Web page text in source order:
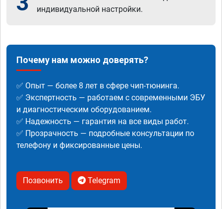
индивидуальной настройки.
Почему нам можно доверять?
✅ Опыт — более 8 лет в сфере чип-тюнинга.
✅ Экспертность — работаем с современными ЭБУ
и диагностическим оборудованием.
✅ Надежность — гарантия на все виды работ.
✅ Прозрачность — подробные консультации по
телефону и фиксированные цены.
Позвонить Telegram